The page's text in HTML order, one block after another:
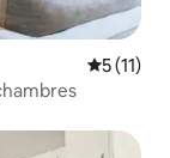
5 (11)